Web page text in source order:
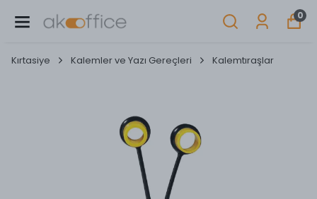
0
Kırtasiye Kalemler ve Yazı Gereçleri Kalemtıraşlar